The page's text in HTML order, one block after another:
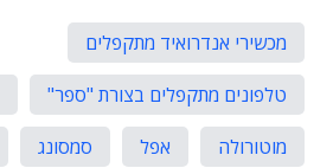
מכשירי אנדרואיד מתקפלים
טלפונים מתקפלים בצורת "ספר"
מוטורולה
אפל סמסונג